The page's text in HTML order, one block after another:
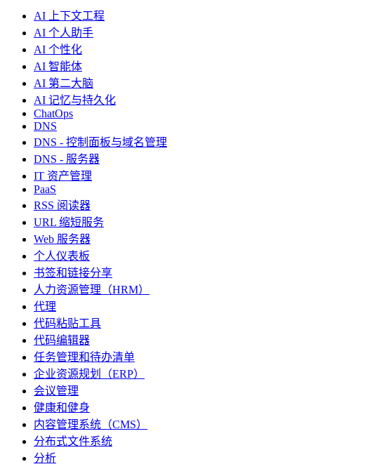
AI 上下文工程
AI 个人助手
AI 个性化
AI 智能体
AI 第二大脑
AI 记忆与持久化
ChatOps
DNS
DNS - 控制面板与域名管理
DNS - 服务器
IT 资产管理
PaaS
RSS 阅读器
URL 缩短服务
Web 服务器
个人仪表板
书签和链接分享
人力资源管理（HRM）
代理
代码粘贴工具
代码编辑器
任务管理和待办清单
企业资源规划（ERP）
会议管理
健康和健身
内容管理系统（CMS）
分布式文件系统
分析